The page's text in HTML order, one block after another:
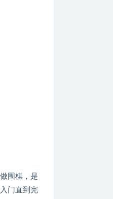
围棋，是
门直到完